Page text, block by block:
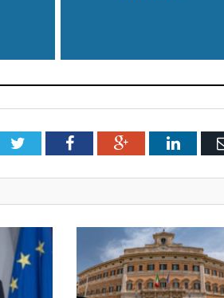
TwitterFacebookGoogle+